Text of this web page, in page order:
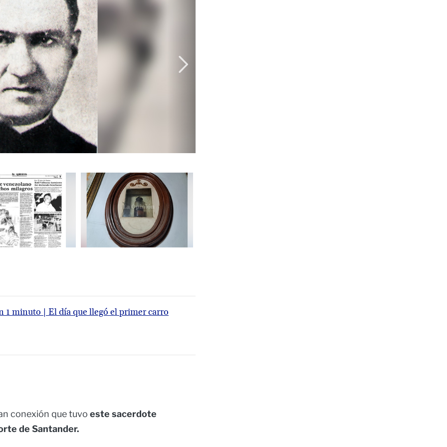
Image
1 minuto | El día que llegó el primer carro
conexión que tuvo este sacerdote
de Santander.